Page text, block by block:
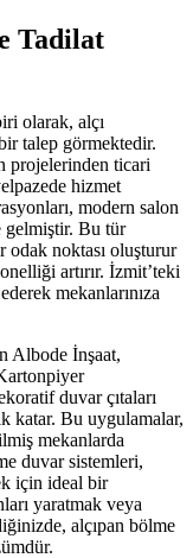
Tadilat
olarak, alçı
talep görmektedir.
projelerinden ticari
hizmet
modern salon
gelmiştir. Bu tür
odak noktası oluşturur
artırır. İzmit’teki
mekanlarınıza
Albode İnşaat,
duvar çıtaları
katar. Bu uygulamalar,
mekanlarda
duvar sistemleri,
için ideal bir
yaratmak veya
alçıpan bölme